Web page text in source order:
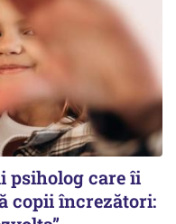
psiholog care îi
copii încrezători: